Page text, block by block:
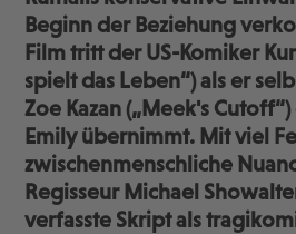
Beginn der Beziehung
Film tritt der US-Komiker
spielt das Leben“) als er
Zoe Kazan („Meek's
Emily übernimmt. Mit viel
zwischenmenschliche
Regisseur Michael
verfasste Skript als